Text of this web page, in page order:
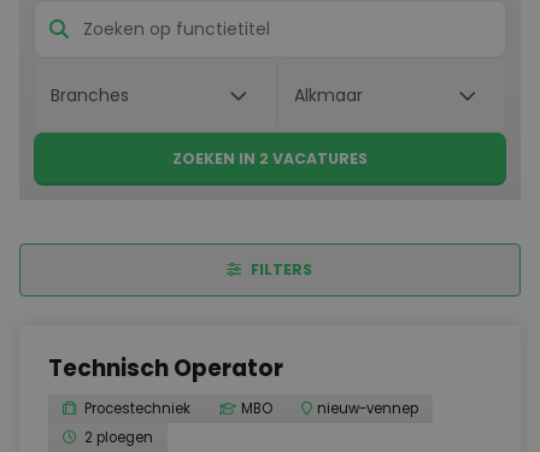
ZOEKEN IN 2 VACATURES
FILTERS
Technisch Operator
Procestechniek MBO
nieuw-vennep
2 ploegen